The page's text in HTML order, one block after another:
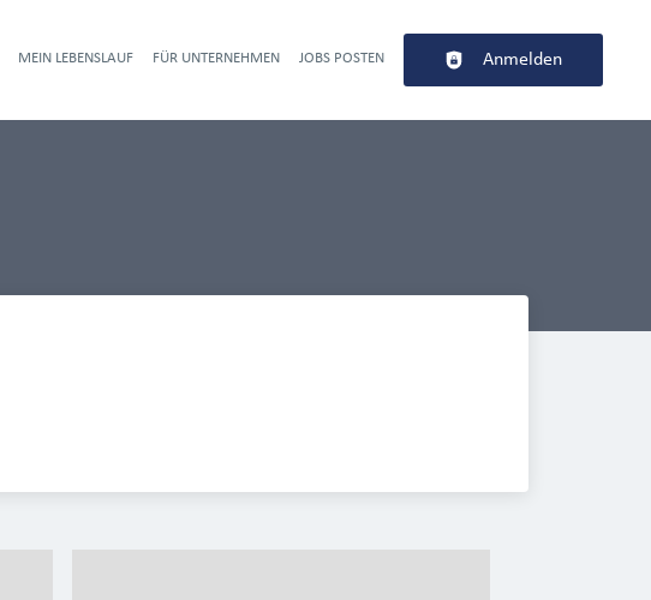
MEIN LEBENSLAUF FÜR UNTERNEHMEN JOBS POSTEN Anmelden